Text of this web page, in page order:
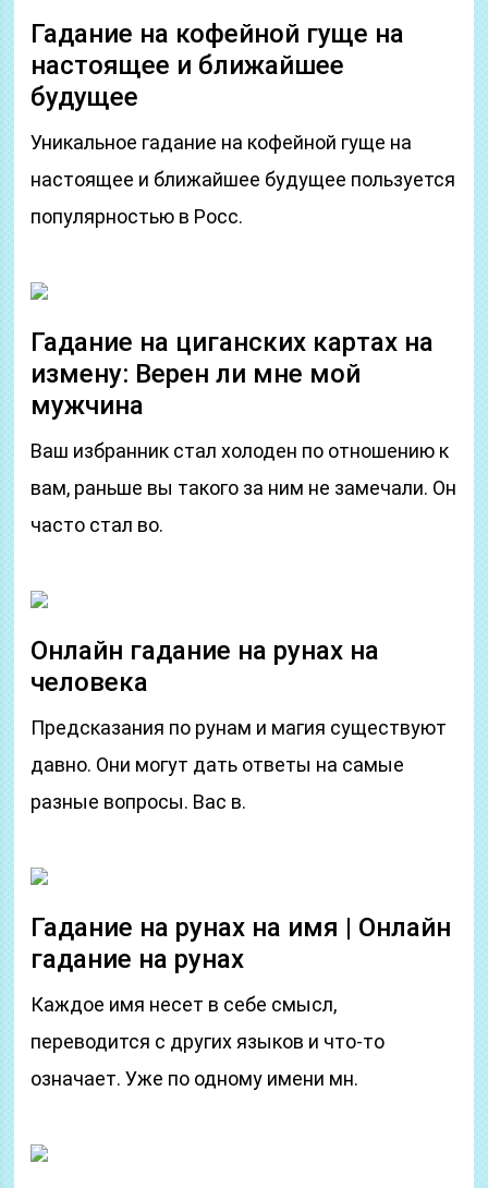
Гадание на кофейной гуще на
настоящее и ближайшее
будущее
Уникальное гадание на кофейной гуще на
настоящее и ближайшее будущее пользуется
популярностью в Росс.
Гадание на циганских картах на
измену: Верен ли мне мой
мужчина
Ваш избранник стал холоден по отношению к
вам, раньше вы такого за ним не замечали. Он
часто стал во.
Онлайн гадание на рунах на
человека
Предсказания по рунам и магия существуют
давно. Они могут дать ответы на самые
разные вопросы. Вас в.
Гадание на рунах на имя | Онлайн
гадание на рунах
Каждое имя несет в себе смысл,
переводится с других языков и что-то
означает. Уже по одному имени мн.